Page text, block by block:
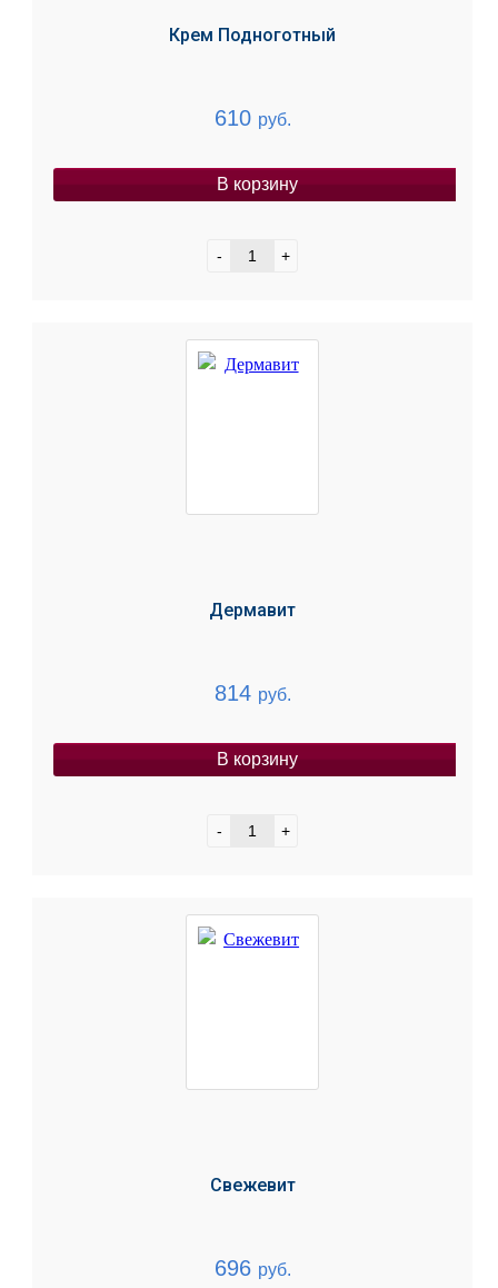
Крем Подноготный
610 руб.
В корзину
- +
Дермавит
814 руб.
В корзину
- +
Свежевит
696 руб.